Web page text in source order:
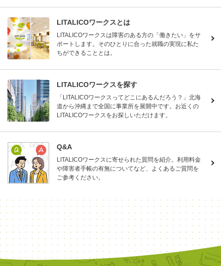
LITALICOワークスとは
LITALICOワークスは障害のある方の「働きたい」をサ
ポートします。そのひとりに合った就職の実現に私た
ちができることとは。
LITALICOワークスを探す
「LITALICOワークスってどこにあるんだろう？」北海
道から沖縄まで全国に事業所を展開中です。お近くの
LITALICOワークスをお探しいただけます。
Q&A
LITALICOワークスに寄せられた質問を紹介。利用料金
や障害者手帳の有無についてなど、よくあるご質問を
ご参考ください。